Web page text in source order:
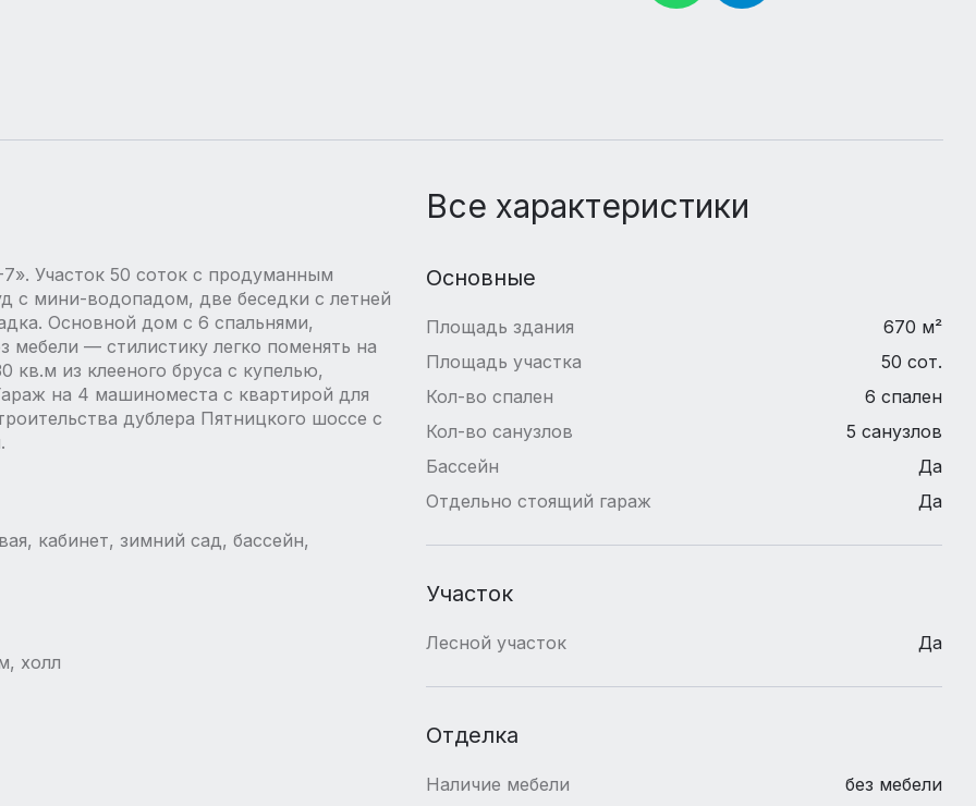
Участок 50 соток с продуманным
с мини-водопадом, две беседки с летней
Основной дом с 6 спальнями,
мебели — стилистику легко поменять на
кв.м из клееного бруса с купелью,
на 4 машиноместа с квартирой для
дублера Пятницкого шоссе с
кабинет, зимний сад, бассейн,
холл
Все характеристики
Основные
Площадь здания
670 м²
Площадь участка
50 сот.
Кол-во спален
6 спален
Кол-во санузлов
5 санузлов
Бассейн
Да
Отдельно стоящий гараж
Да
Участок
Лесной участок Да
Отделка
Наличие мебели
без мебели